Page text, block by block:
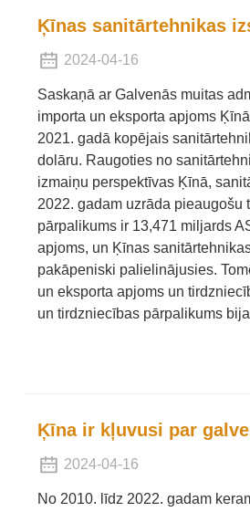
Ķīnas sanitārtehnikas
2024-04-16
Saskaņā ar Galvenās muitas
importa un eksporta apjoms
2021. gadā kopējais
dolāru. Raugoties no
izmaiņu perspektīvas Ķīnā,
2022. gadam uzrāda
pārpalikums ir 13,471 miljards
apjoms, un Ķīnas
pakāpeniski palielinājusies.
un eksporta apjoms un
un tirdzniecības pārpalikums
Ķīna ir kļuvusi par
2024-04-16
No 2010. līdz 2022. gadam